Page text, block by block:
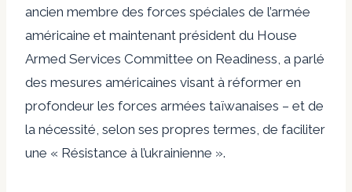
ancien membre des forces spéciales de l’armée
américaine et maintenant président du House
Armed Services Committee on Readiness, a parlé
des mesures américaines visant à réformer en
profondeur les forces armées taïwanaises – et de
la nécessité, selon ses propres termes, de faciliter
une « Résistance à l’ukrainienne ».